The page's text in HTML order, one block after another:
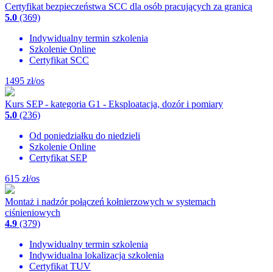
Certyfikat bezpieczeństwa SCC dla osób pracujących za granicą
5.0 (369)
Indywidualny termin szkolenia
Szkolenie Online
Certyfikat SCC
1495 zł/os
Kurs SEP - kategoria G1 - Eksploatacja, dozór i pomiary
5.0 (236)
Od poniedziałku do niedzieli
Szkolenie Online
Certyfikat SEP
615 zł/os
Montaż i nadzór połączeń kołnierzowych w systemach
ciśnieniowych
4.9 (379)
Indywidualny termin szkolenia
Indywidualna lokalizacja szkolenia
Certyfikat TUV